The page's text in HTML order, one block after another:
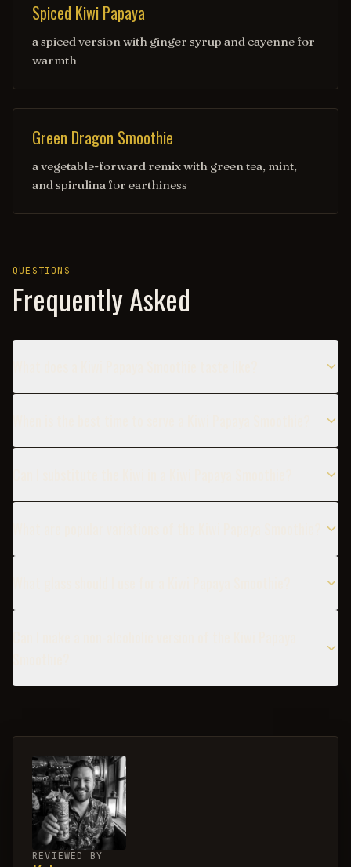
Spiced Kiwi Papaya
a spiced version with ginger syrup and cayenne for
warmth
Green Dragon Smoothie
a vegetable-forward remix with green tea, mint,
and spirulina for earthiness
QUESTIONS
Frequently Asked
REVIEWED BY